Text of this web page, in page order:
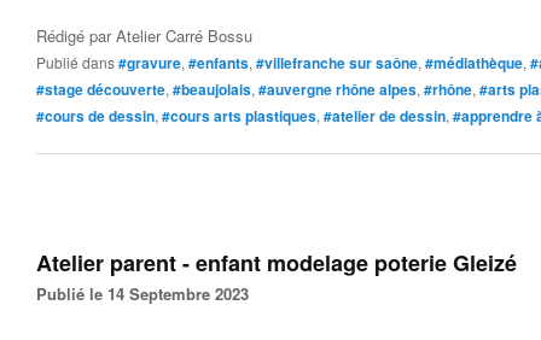
Rédigé parAtelier Carré Bossu
Publié dans#gravure, #enfants, #villefranche sur saône, #médiathèque,
#stage découverte, #beaujolais, #auvergne rhône alpes, #rhône, #arts
#cours de dessin, #cours arts plastiques, #atelier de dessin, #apprendre
Atelier parent - enfant modelage poterie Gleizé
Publié le 14 Septembre 2023